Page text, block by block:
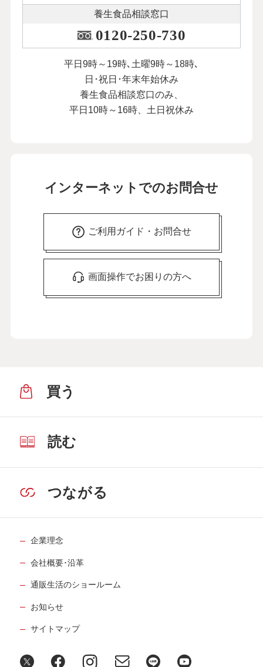
養生食品相談窓口
0120-250-730
平日9時～19時､土曜9時～18時､
日･祝日･年末年始休み
養生食品相談窓口のみ、
平日10時～16時、土日祝休み
インターネットでのお問合せ
ご利用ガイド・お問合せ
画面操作でお困りの方へ
買う
読む
つながる
企業理念
会社概要･沿革
通販生活のショールーム
お知らせ
サイトマップ